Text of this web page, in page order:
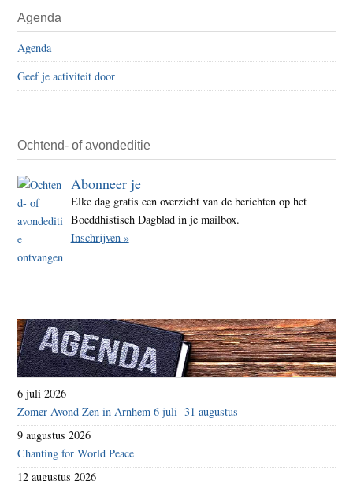
Agenda
Agenda
Geef je activiteit door
Ochtend- of avondeditie
Abonneer je
Elke dag gratis een overzicht van de berichten op het
Boeddhistisch Dagblad in je mailbox.
Inschrijven »
6 juli 2026
Zomer Avond Zen in Arnhem 6 juli -31 augustus
9 augustus 2026
Chanting for World Peace
12 augustus 2026